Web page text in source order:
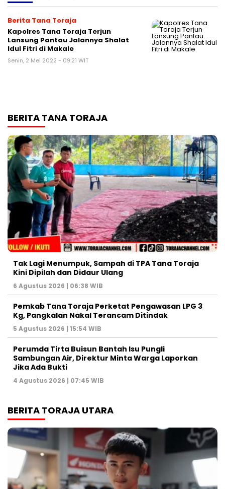
Berita Tana Toraja
Kapolres Tana Toraja Terjun
Lansung Pantau Jalannya Shalat
Idul Fitri di Makale
Senin, 2 Mei 2022 - 09:21 WIT
BERITA TANA TORAJA
Tak Lagi Menumpuk, Sampah di TPA Tana Toraja
Kini Dipilah dan Didaur Ulang
6 Agustus 2026 | 06:38 WIB
Pemkab Tana Toraja Perketat Pengawasan LPG 3
Kg, Pangkalan Nakal Terancam Ditindak
5 Agustus 2026 | 15:54 WIB
Perumda Tirta Buisun Bantah Isu Pungli
Sambungan Air, Direktur Minta Warga Laporkan
Jika Ada Bukti
4 Agustus 2026 | 07:45 WIB
BERITA TORAJA UTARA